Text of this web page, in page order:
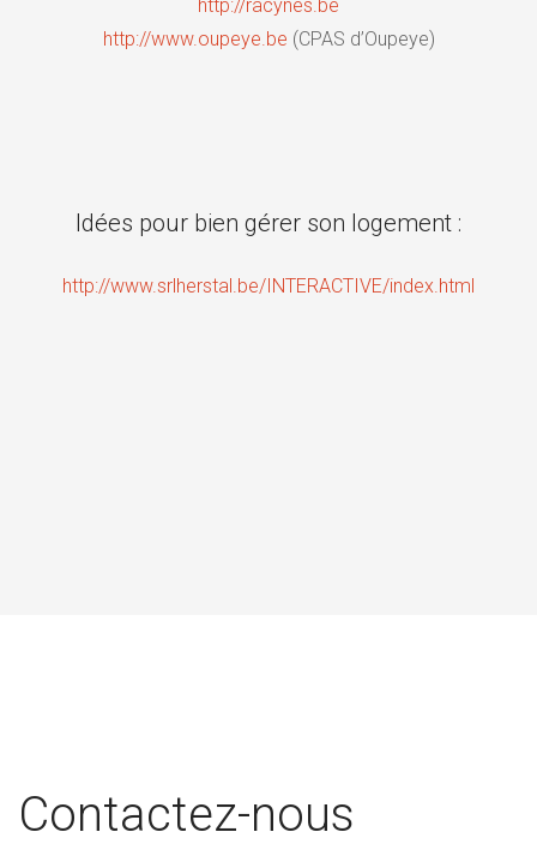
http://racynes.be
http://www.oupeye.be (CPAS d’Oupeye)
Idées pour bien gérer son logement :
http://www.srlherstal.be/INTERACTIVE/index.html
Contactez-nous